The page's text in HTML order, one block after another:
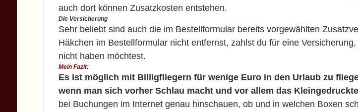
auch dort können Zusatzkosten entstehen.
Die Versicherung
Sehr beliebt sind auch die im Bestellformular bereits vorgewählten
Häkchen im Bestellformular nicht entfernst, zahlst du für eine
nicht haben möchtest.
Mein Fazit:
Es ist möglich mit Billigfliegern für wenige Euro in den Urlaub zu
wenn man sich vorher Schlau macht und vor allem das
bei Buchungen im Internet genau hinschauen, ob und in welchen Boxen